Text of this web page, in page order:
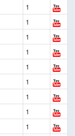
1
1
1
1
1
1
1
1
1